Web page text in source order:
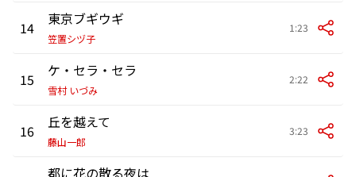
14 東京ブギウギ
笠置シヅ子
1:23
15 ケ・セラ・セラ
雪村 いづみ
2:22
16 丘を越えて
藤山一郎
3:23
都に花の散る夜は